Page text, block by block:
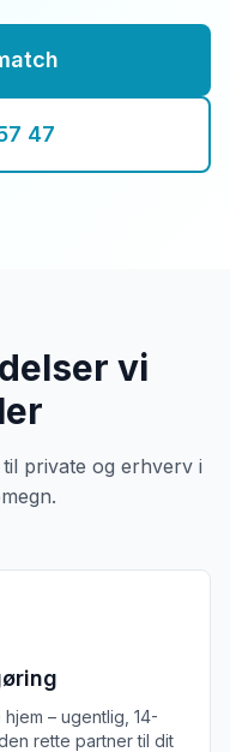
47
vi
private og erhverv i
– ugentlig, 14-
rette partner til dit